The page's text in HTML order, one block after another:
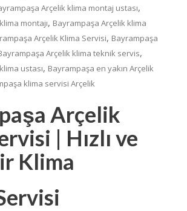
Arçelik klima montaj ustası,
montajı, Bayrampaşa Arçelik klima
Arçelik Klima Servisi, Bayrampaşa
Arçelik klima teknik servis,
ustası, Bayrampaşa en yakın Arçelik
klima servisi Arçelik
Arçelik
| Hızlı ve
Klima